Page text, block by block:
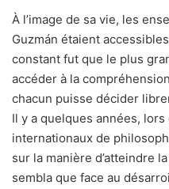
À l’image de sa vie, les
Guzmán étaient
constant fut que le plus
accéder à la
chacun puisse décider
Il y a quelques années, lors
internationaux de
sur la manière d’atteindre
sembla que face au